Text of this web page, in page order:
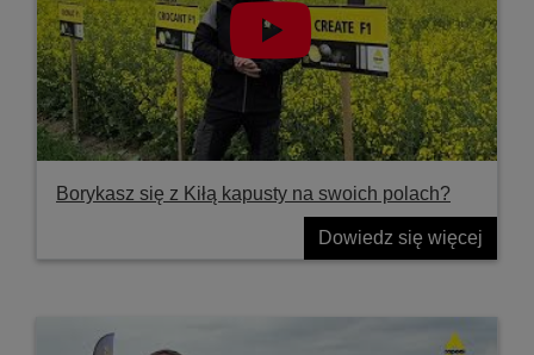
Borykasz się z Kiłą kapusty na swoich polach?
Dowiedz się więcej